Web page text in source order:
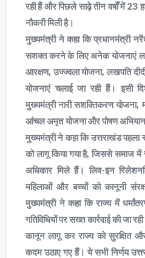
रही हैं और पिछले साढ़े तीन वर्षों में
नौकरी मिली है।
मुख्यमंत्री ने कहा कि प्रधानमंत्री
सशक्त करने के लिए अनेक योजनाएं
आरक्षण, उज्ज्वला योजना, लखपति
योजनाएं चलाई जा रही हैं। इसी
मुख्यमंत्री नारी सशक्तिकरण योजना,
आंचल अमृत योजना और पोषण
मुख्यमंत्री ने कहा कि उत्तराखंड पहला
को लागू किया गया है, जिससे समाज
अधिकार मिले हैं। लिव-इन
महिलाओं और बच्चों को कानूनी
मुख्यमंत्री ने कहा कि राज्य में
गतिविधियों पर सख्त कार्रवाई की जा
कानून लागू कर राज्य को सुरक्षित
कदम उठाए गए हैं। ये सभी निर्णय